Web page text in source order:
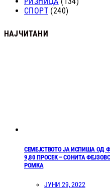
СПОРТ (240)
НАЈЧИТАНИ
СЕМЕЈСТВОТО ЈА ИСПИША ОД
9,80 ПРОСЕК – СОНИТА
РОМКА
ЈУНИ 29, 2022